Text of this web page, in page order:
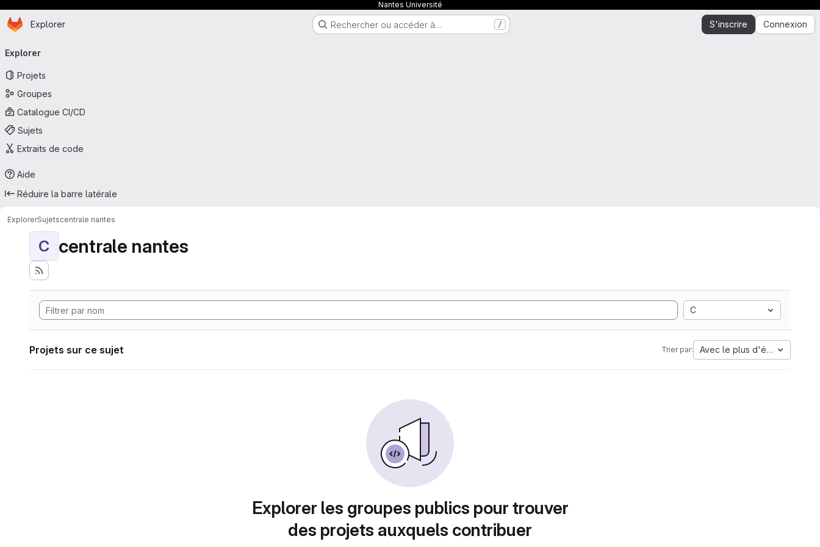
Nantes Université
Passer au contenu principal
Page d'accueil
Explorer Rechercher ou accéder à… / S'inscrire Connexion
principale
Explorer
Projets
Groupes
Catalogue CI/CD
Sujets
Extraits de code
Aide
Réduire la barre latérale
ExplorerSujetscentrale nantes
C centrale nantes
C
Projets sur ce sujet Trier par: Avec le plus d'étoiles
Explorer les groupes publics pour trouver
des projets auxquels contribuer